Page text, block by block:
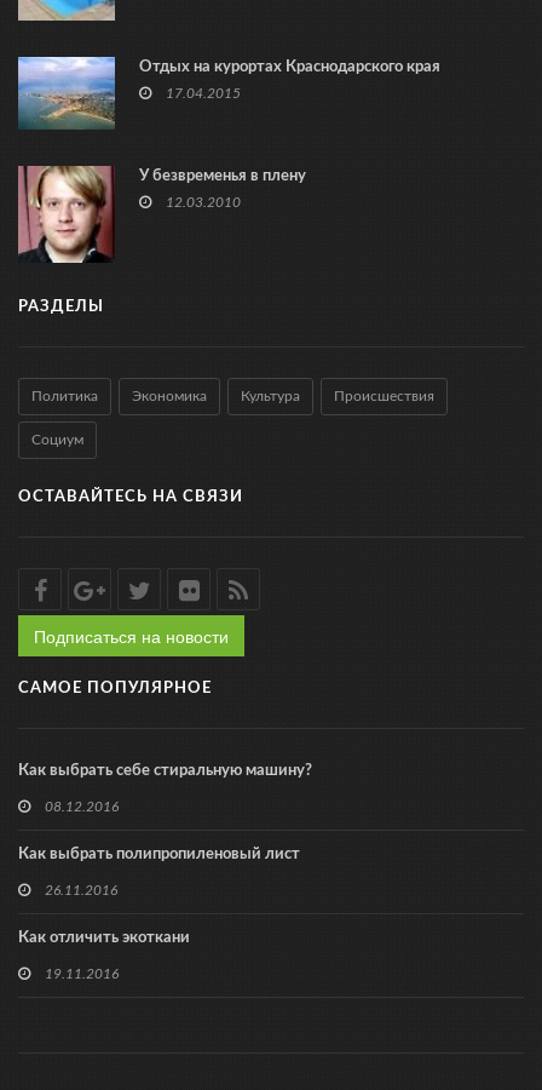
Отдых на курортах Краснодарского края
17.04.2015
У безвременья в плену
12.03.2010
РАЗДЕЛЫ
Политика Экономика Культура Происшествия
Социум
ОСТАВАЙТЕСЬ НА СВЯЗИ
Подписаться на новости
САМОЕ ПОПУЛЯРНОЕ
Как выбрать себе стиральную машину?
08.12.2016
Как выбрать полипропиленовый лист
26.11.2016
Как отличить экоткани
19.11.2016